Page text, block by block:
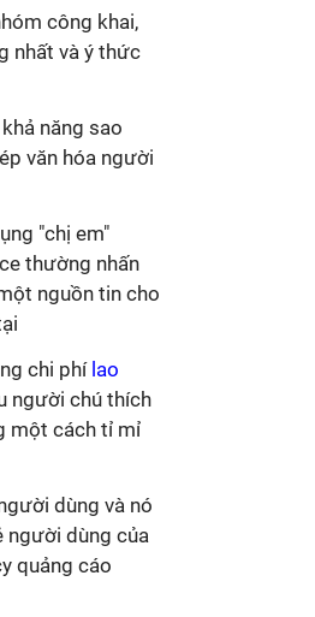
công khai,
nhất và ý thức
năng sao
văn hóa người
"chị em"
thường nhấn
nguồn tin cho
chi phílao
người chú thích
một cách tỉ mỉ
dùng và nó
người dùng của
quảng cáo